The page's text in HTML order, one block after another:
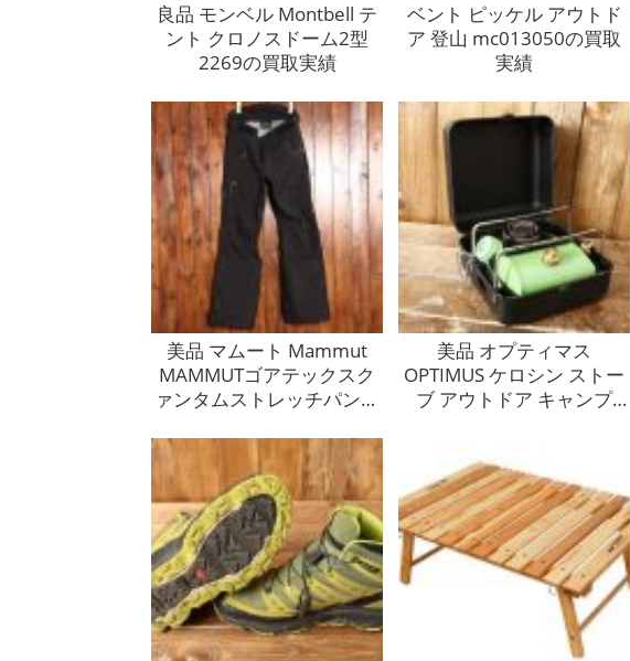
良品 モンベル Montbell テ
ント クロノスドーム2型
2269の買取実績
ベント ピッケル アウトド
ア 登山 mc013050の買取
実績
美品 マムート Mammut
MAMMUTゴアテックスク
ァンタムストレッチパンツ
mc014336の買取実績
美品 オプティマス
OPTIMUS ケロシン ストー
ブ アウトドア キャンプ